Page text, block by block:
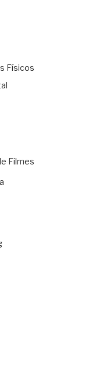
Físicos
Filmes